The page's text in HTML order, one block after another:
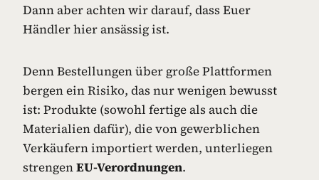
Dann aber achten wir darauf, dass Euer
Händler hier ansässig ist.
Denn Bestellungen über große Plattformen
bergen ein Risiko, das nur wenigen bewusst
ist: Produkte (sowohl fertige als auch die
Materialien dafür), die von gewerblichen
Verkäufern importiert werden, unterliegen
strengenEU-Verordnungen.